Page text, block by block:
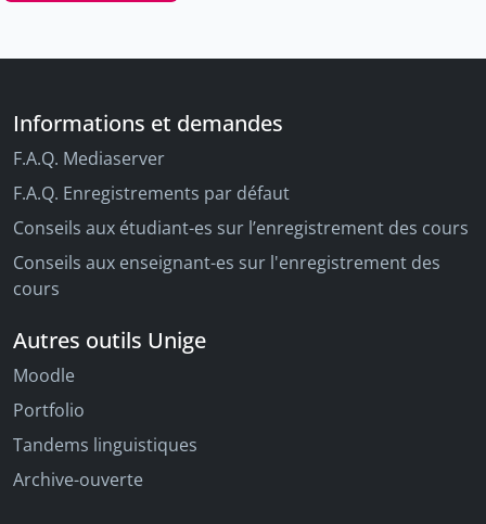
Informations et demandes
F.A.Q. Mediaserver
F.A.Q. Enregistrements par défaut
Conseils aux étudiant-es sur l’enregistrement des cours
Conseils aux enseignant-es sur l'enregistrement des
cours
Autres outils Unige
Moodle
Portfolio
Tandems linguistiques
Archive-ouverte